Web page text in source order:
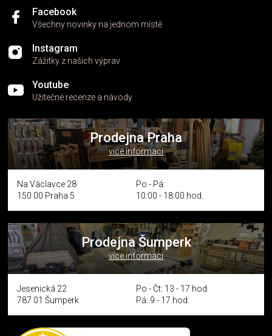
Facebook
Všechny novinky na jednom místě
Instagram
Zážitky z našich výprav
Youtube
Užitečné recenze a návody
Prodejna Praha
více informací
Na Václavce 28
150 00 Praha 5
Po - Pá:
10:00 - 18:00 hod.
Prodejna Šumperk
více informací
Jesenická 22
787 01 Šumperk
Po - Čt: 13 - 17 hod.
Pá: 9 - 17 hod.